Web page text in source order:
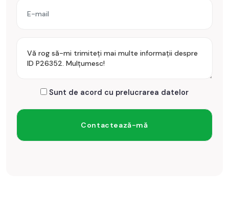
Sunt de acord cu prelucrarea datelor